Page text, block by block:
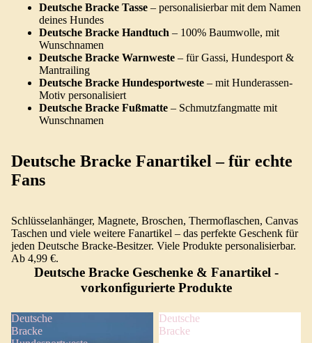
Deutsche Bracke Tasse – personalisierbar mit dem Namen
deines Hundes
Deutsche Bracke Handtuch – 100% Baumwolle, mit
Wunschnamen
Deutsche Bracke Warnweste – für Gassi, Hundesport &
Mantrailing
Deutsche Bracke Hundesportweste – mit Hunderassen-
Motiv personalisiert
Deutsche Bracke Fußmatte – Schmutzfangmatte mit
Wunschnamen
Deutsche Bracke Fanartikel – für echte
Fans
Schlüsselanhänger, Magnete, Broschen, Thermoflaschen, Canvas
Taschen und viele weitere Fanartikel – das perfekte Geschenk für
jeden Deutsche Bracke-Besitzer. Viele Produkte personalisierbar.
Ab 4,99 €.
Deutsche Bracke Geschenke & Fanartikel -
vorkonfigurierte Produkte
Deutsche
Bracke
Deutsche
Bracke